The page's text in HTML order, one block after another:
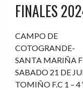
FINALES
CAMPO DE
COTOGRANDE-
SANTA MARIÑA
SABADO 21 DE
TOMIÑO F.C 1 – 4